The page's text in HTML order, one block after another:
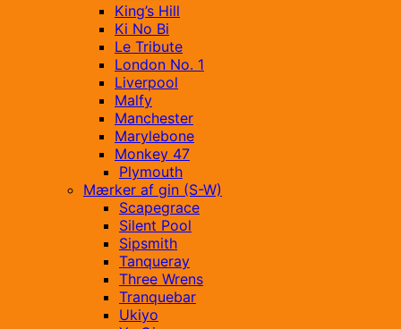
King’s Hill
Ki No Bi
Le Tribute
London No. 1
Liverpool
Malfy
Manchester
Marylebone
Monkey 47
Plymouth
Mærker af gin (S-W)
Scapegrace
Silent Pool
Sipsmith
Tanqueray
Three Wrens
Tranquebar
Ukiyo